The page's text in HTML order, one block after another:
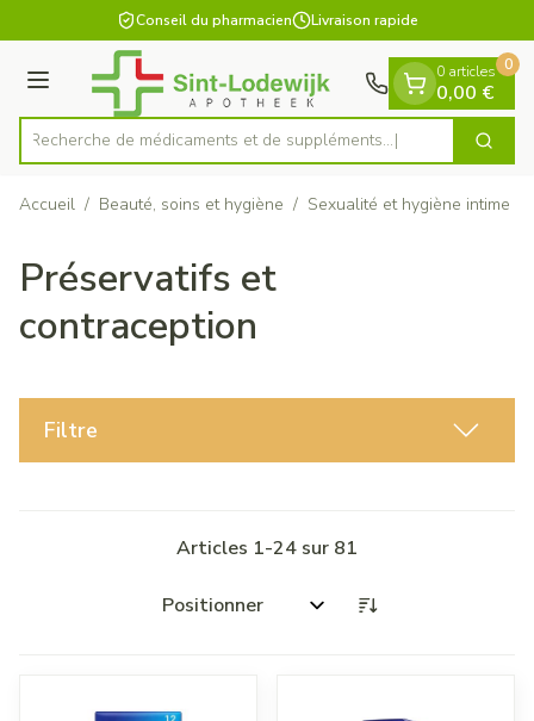
Aller au contenu
1 de 1Conseil du pharmacien Livraison rapide
Menu
Rechercher
Recherche de médicaments et
0 articles
0,00 €
0
Accueil / Beauté, soins et hygiène / Sexualité et hygiène intime
Préservatifs et
contraception
Filtre
Articles 1-24 sur 81
Trier par: